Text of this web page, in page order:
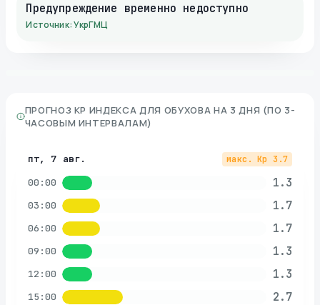
Предупреждение временно недоступно
Источник: УкрГМЦ
ПРОГНОЗ KP ИНДЕКСА ДЛЯ ОБУХОВА НА 3 ДНЯ (ПО 3-
ЧАСОВЫМ ИНТЕРВАЛАМ)
пт, 7 авг. макс. Kp 3.7
00:00 1.3
03:00 1.7
06:00 1.7
09:00 1.3
12:00 1.3
15:00 2.7